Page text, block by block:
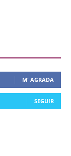
M' AGRADA
SEGUIR